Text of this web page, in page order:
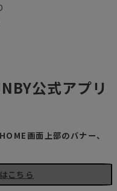
公式アプリ
画面上部のバナー、
こちら